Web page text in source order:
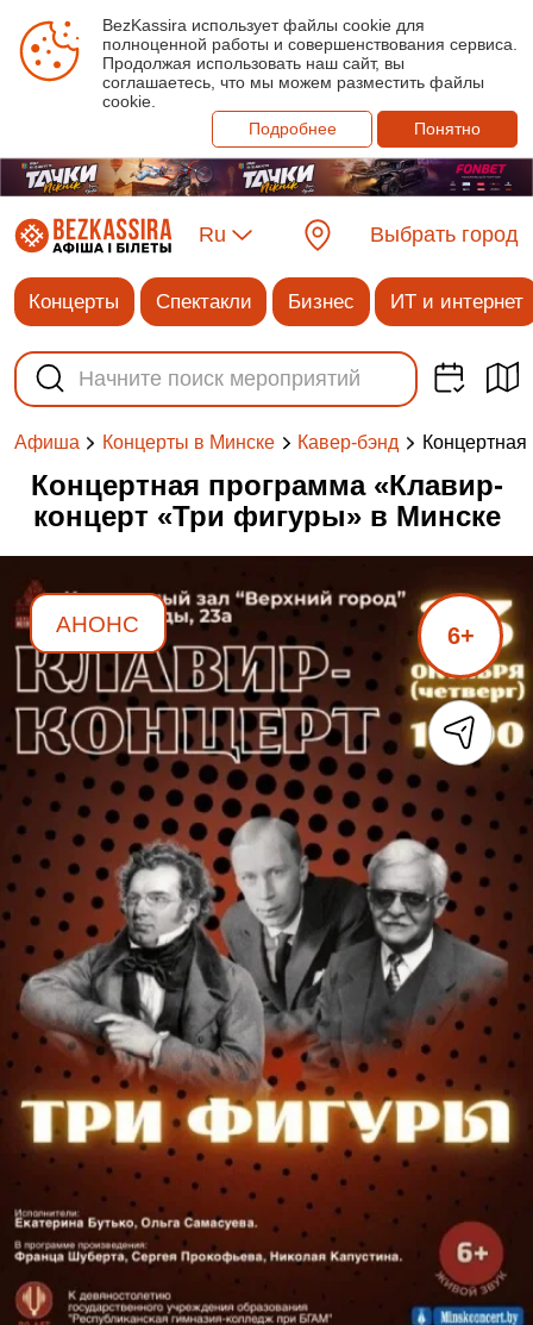
BezKassira использует файлы cookie для
полноценной работы и совершенствования сервиса.
Продолжая использовать наш сайт, вы
соглашаетесь, что мы можем разместить файлы
cookie.
Подробнее
Понятно
Ru Выбрать город
Концерты Спектакли Бизнес ИТ и интернет
Афиша Концерты в Минске Кавер-бэнд
Концертная программа «Клавир-
концерт «Три фигуры» в Минске
АНОНС 6+